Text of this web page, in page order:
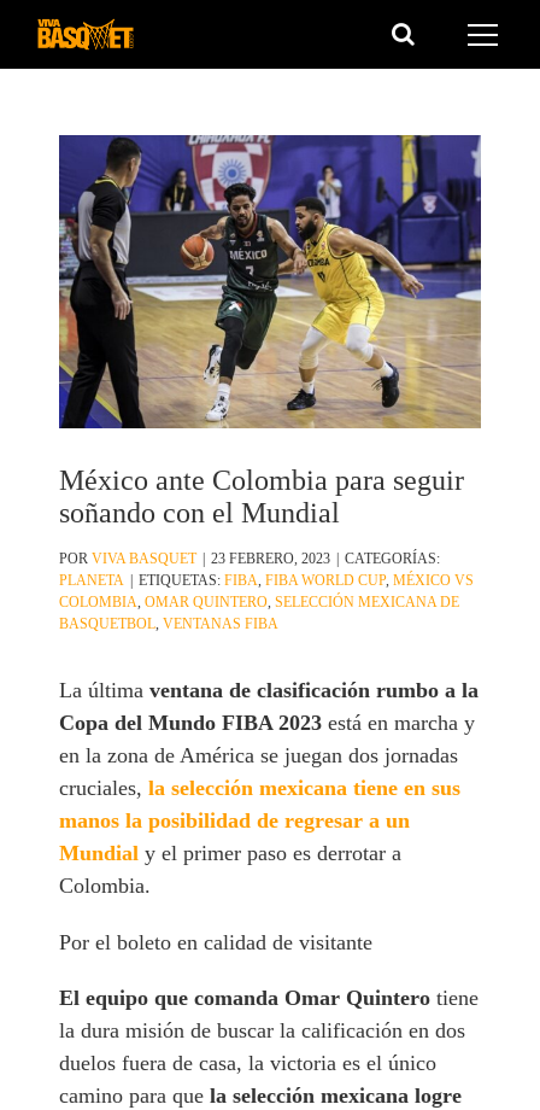
Saltar
México ante Colombia para seguir
soñando con el Mundial
PORVIVA BASQUET | 23 FEBRERO, 2023 | CATEGORÍAS:
PLANETA | ETIQUETAS:FIBA ,FIBA WORLD CUP,MÉXICO VS
COLOMBIA ,OMAR QUINTERO ,SELECCIÓN MEXICANA DE
BASQUETBOL ,VENTANAS FIBA
La últimaventana de clasificación rumbo a la
Copa del Mundo FIBA 2023 está en marcha y
en la zona de América se juegan dos jornadas
cruciales,la selección mexicana tiene en sus
manos la posibilidad de regresar a un
Mundial y el primer paso es derrotar a
Colombia.
Por el boleto en calidad de visitante
El equipo que comanda Omar Quintero tiene
la dura misión de buscar la calificación en dos
duelos fuera de casa, la victoria es el único
camino para quela selección mexicana logre